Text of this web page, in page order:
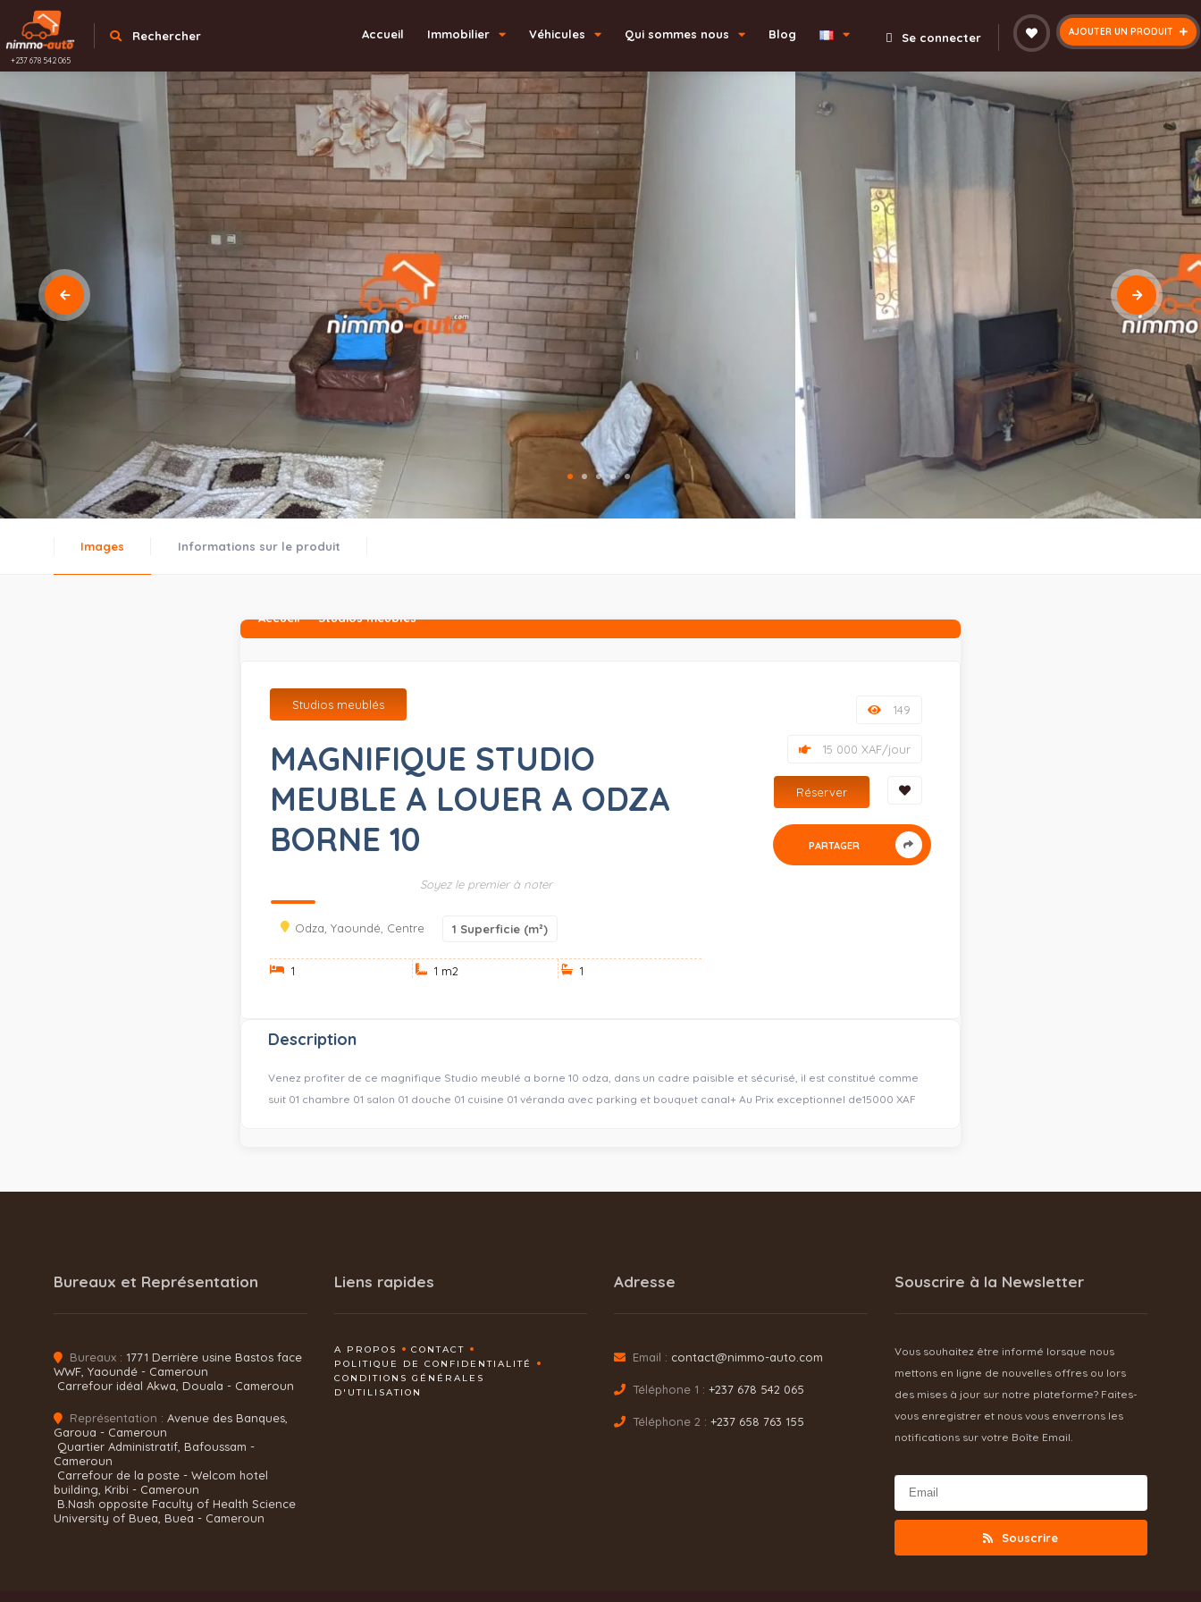
+237 678 542 065
Rechercher AJOUTER UN PRODUIT
Se connecter
Accueil Immobilier Véhicules Qui sommes nous Blog
Images Informations sur le produit
Accueil Studios meublés
Studios meublés
MAGNIFIQUE STUDIO
MEUBLE A LOUER A ODZA
BORNE 10
Soyez le premier à noter
Odza, Yaoundé, Centre 1 Superficie (m²)
1 1 m2 1
149
15 000 XAF/jour
Réserver
PARTAGER
Description
Venez profiter de ce magnifique Studio meublé a borne 10 odza, dans un cadre paisible et sécurisé, il est constitué comme
suit 01 chambre 01 salon 01 douche 01 cuisine 01 véranda avec parking et bouquet canal+ Au Prix exceptionnel de15000 XAF
Bureaux et Représentation
Bureaux : 1771 Derrière usine Bastos face
WWF, Yaoundé - Cameroun
Carrefour idéal Akwa, Douala - Cameroun
Représentation : Avenue des Banques,
Garoua - Cameroun
Quartier Administratif, Bafoussam -
Cameroun
Carrefour de la poste - Welcom hotel
building, Kribi - Cameroun
B.Nash opposite Faculty of Health Science
University of Buea, Buea - Cameroun
Liens rapides
A PROPOS
CONTACT
POLITIQUE DE CONFIDENTIALITÉ
CONDITIONS GÉNÉRALES
D'UTILISATION
Adresse
Email : contact@nimmo-auto.com
Téléphone 1 : +237 678 542 065
Téléphone 2 : +237 658 763 155
Souscrire à la Newsletter
Vous souhaitez être informé lorsque nous
mettons en ligne de nouvelles offres ou lors
des mises à jour sur notre plateforme? Faites-
vous enregistrer et nous vous enverrons les
notifications sur votre Boîte Email.
Souscrire